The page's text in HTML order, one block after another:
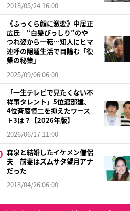
2018/05/24 16:00
《ふっくら顔に激変》中居正
広氏 “白髪びっしり”のや
つれ姿から一転…知人にヒマ
連呼の隠遁生活で目論む「復
帰の秘策」
2025/09/06 06:00
「一生テレビで見たくない不
祥事タレント」5位渡部建、
4位斉藤慎二を抑えたワース
ト3は？【2026年版】
2026/06/17 11:00
森泉と結婚したイケメン僧侶
夫 前妻はズムサタ望月アナ
だった
2018/04/26 06:00